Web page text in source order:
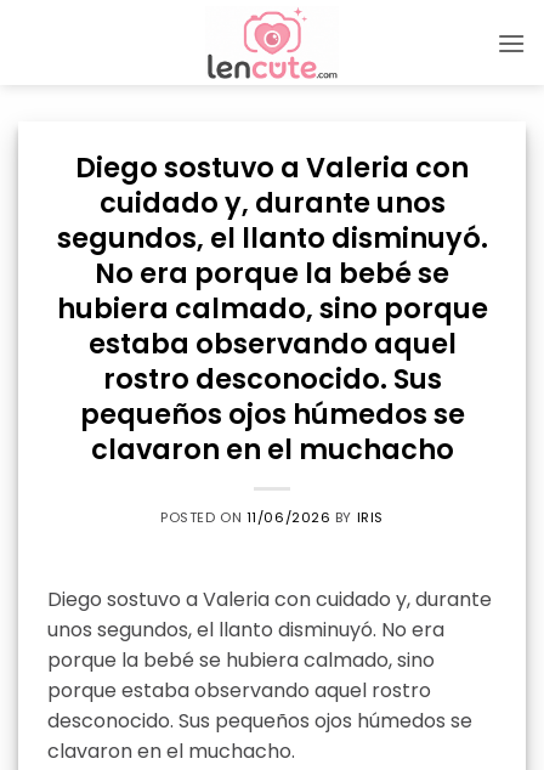
Diego sostuvo a Valeria con
cuidado y, durante unos
segundos, el llanto disminuyó.
No era porque la bebé se
hubiera calmado, sino porque
estaba observando aquel
rostro desconocido. Sus
pequeños ojos húmedos se
clavaron en el muchacho
POSTED ON 11/06/2026 BY IRIS
Diego sostuvo a Valeria con cuidado y, durante
unos segundos, el llanto disminuyó. No era
porque la bebé se hubiera calmado, sino
porque estaba observando aquel rostro
desconocido. Sus pequeños ojos húmedos se
clavaron en el muchacho.